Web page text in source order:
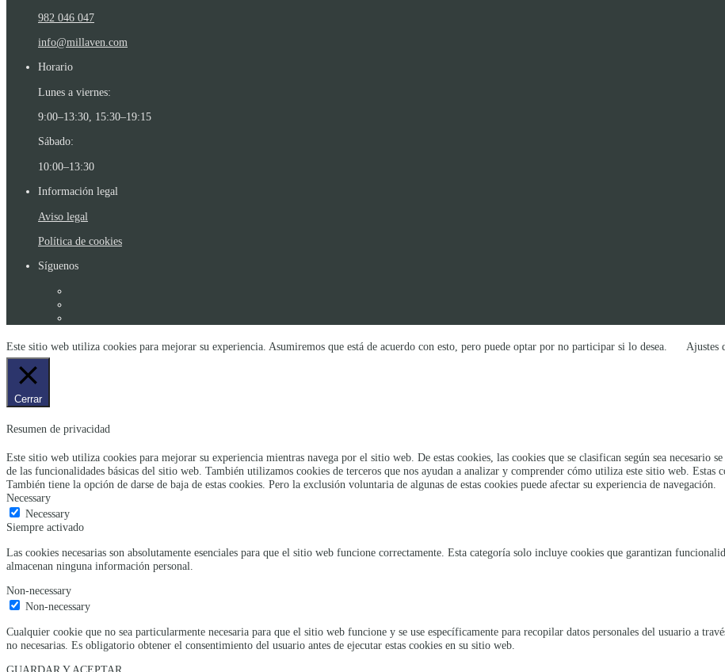
982 046 047
info@millaven.com
Horario
Lunes a viernes:
9:00–13:30, 15:30–19:15
Sábado:
10:00–13:30
Información legal
Aviso legal
Política de cookies
Síguenos
Este sitio web utiliza cookies para mejorar su experiencia. Asumiremos que está de acuerdo con esto, pero puede optar por no participar si lo desea. Ajustes
Cerrar
Resumen de privacidad
Este sitio web utiliza cookies para mejorar su experiencia mientras navega por el sitio web. De estas cookies, las cookies que se clasifican según sea necesario
de las funcionalidades básicas del sitio web. También utilizamos cookies de terceros que nos ayudan a analizar y comprender cómo utiliza este sitio web. Estas
También tiene la opción de darse de baja de estas cookies. Pero la exclusión voluntaria de algunas de estas cookies puede afectar su experiencia de navegación.
Necessary
Necessary
Siempre activado
Las cookies necesarias son absolutamente esenciales para que el sitio web funcione correctamente. Esta categoría solo incluye cookies que garantizan
almacenan ninguna información personal.
Non-necessary
Non-necessary
Cualquier cookie que no sea particularmente necesaria para que el sitio web funcione y se use específicamente para recopilar datos personales del usuario a
no necesarias. Es obligatorio obtener el consentimiento del usuario antes de ejecutar estas cookies en su sitio web.